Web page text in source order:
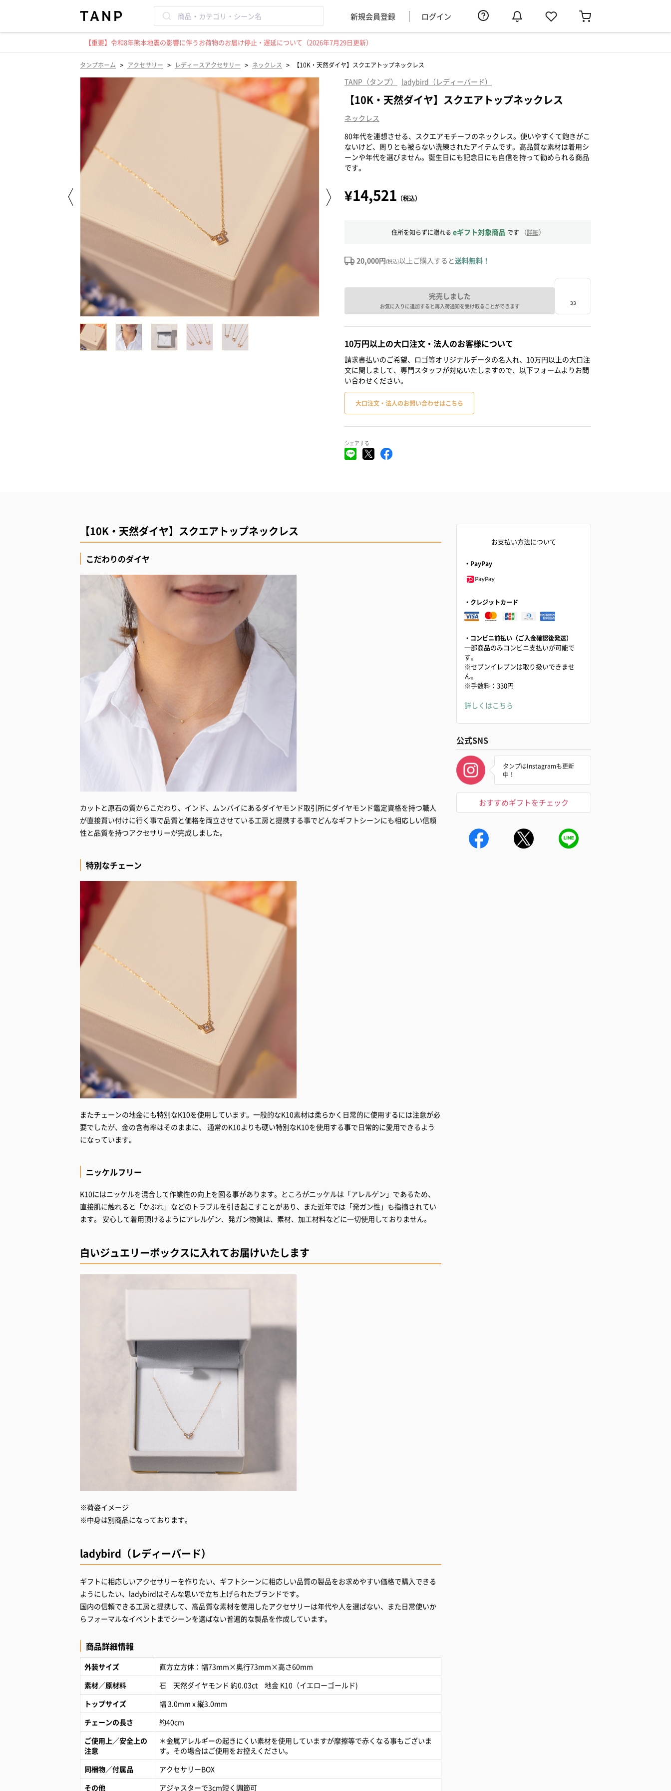
新規会員登録 ログイン
【重要】令和8年熊本地震の影響に伴うお荷物のお届け停止・遅延について（2026年7月29日更新）
タンプホーム > アクセサリー > レディースアクセサリー > ネックレス > 【10K・天然ダイヤ】スクエアトップネックレス
TANP（タンプ） ladybird（レディーバード）
【10K・天然ダイヤ】スクエアトップネックレス
ネックレス
80年代を連想させる、スクエアモチーフのネックレス。使いやすくて飽きがこ
ないけど、周りとも被らない洗練されたアイテムです。高品質な素材は着用シ
ーンや年代を選びません。誕生日にも記念日にも自信を持って勧められる商品
です。
¥14,521 （税込）
住所を知らずに贈れる eギフト対象商品 です （詳細）
20,000円(税込)以上ご購入すると送料無料！
完売しました
お気に入りに追加すると再入荷通知を受け取ることができます
10万円以上の大口注文・法人のお客様について
請求書払いのご希望、ロゴ等オリジナルデータの名入れ、10万円以上の大口注
文に関しまして、専門スタッフが対応いたしますので、以下フォームよりお問
い合わせください。
大口注文・法人のお問い合わせはこちら
シェアする
【10K・天然ダイヤ】スクエアトップネックレス
こだわりのダイヤ
カットと原石の質からこだわり、インド、ムンバイにあるダイヤモンド取引所にダイヤモンド鑑定資格を持つ職人
が直接買い付けに行く事で品質と価格を両立させている工房と提携する事でどんなギフトシーンにも相応しい信頼
性と品質を持つアクセサリーが完成しました。
特別なチェーン
またチェーンの地金にも特別なK10を使用しています。一般的なK10素材は柔らかく日常的に使用するには注意が必
要でしたが、金の含有率はそのままに、 通常のK10よりも硬い特別なK10を使用する事で日常的に愛用できるよう
になっています。
ニッケルフリー
K10にはニッケルを混合して作業性の向上を図る事があります。ところがニッケルは「アレルゲン」であるため、
直接肌に触れると「かぶれ」などのトラブルを引き起こすことがあり、また近年では「発ガン性」も指摘されてい
ます。 安心して着用頂けるようにアレルゲン、発ガン物質は、素材、加工材料などに一切使用しておりません。
白いジュエリーボックスに入れてお届けいたします
※荷姿イメージ
※中身は別商品になっております。
ladybird（レディーバード）
ギフトに相応しいアクセサリーを作りたい、ギフトシーンに相応しい品質の製品をお求めやすい価格で購入できる
ようにしたい、ladybirdはそんな思いで立ち上げられたブランドです。
国内の信頼できる工房と提携して、高品質な素材を使用したアクセサリーは年代や人を選ばない、また日常使いか
らフォーマルなイベントまでシーンを選ばない普遍的な製品を作成しています。
商品詳細情報
外装サイズ
直方立方体：幅73mm×奥行73mm×高さ60mm
素材／原材料
石 天然ダイヤモンド 約0.03ct 地金 K10（イエローゴールド)
トップサイズ
幅 3.0mm x 縦3.0mm
チェーンの長さ
約40cm
ご使用上／安全上の
注意
＊金属アレルギーの起きにくい素材を使用していますが摩擦等で赤くなる事もございま
す。その場合はご使用をお控えください。
同梱物／付属品
アクセサリーBOX
その他
アジャスターで3cm短く調節可
お支払い方法について
・PayPay
・クレジットカード
・コンビニ前払い（ご入金確認後発送）
一部商品のみコンビニ支払いが可能で
す。
※セブンイレブンは取り扱いできませ
ん。
※手数料：330円
詳しくはこちら
公式SNS
タンプはInstagramも更新
中！
おすすめギフトをチェック